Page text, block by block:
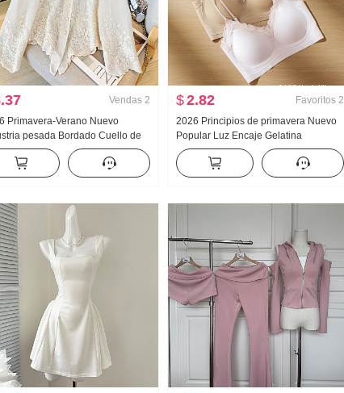
Vendas 2
Primavera-Verano Nuevo
pesada Bordado Cuello de
Camisa para mujer Estilo
Retro Protección solar
$2.82 Favoritos 2
2026 Principios de primavera Nuevo
Popular Luz Encaje Gelatina
Pegamento Tira Corsé Interior
Cinturón Pecho Almohadilla
Adelgazante Chaleco para mujer